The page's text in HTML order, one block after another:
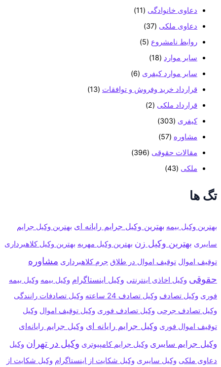
دعاوی خانوادگی (11)
دعاوی ملکی (37)
روابط نامشروع (5)
سایر موارد (18)
سایر موارد کیفری (6)
قرارداد خرید وفروش و توافقات (13)
قرارداد ملکی (2)
کیفری (303)
مشاوره (57)
مقالات حقوقی (396)
ملکی (43)
تگ ها
بهترین وکیل بیمه بهترین وکیل جرایم رایانه ای بهترین وکیل جرایم
سایبری بهترین وکیل زن بهترین وکیل مهریه بهترین وکیل کلاهبرداری
توقیف اموال توقیف اموال در طلاق جرم کلاهبرداری مشاوره
حقوقی وکیل اخاذی اینترنتی وکیل اینستاگرام وکیل بیمه وکیل بیمه
فوری وکیل تصادف وکیل تصادف 24 ساعته
وکیل تصادفات رانندگی
وکیل تصادف جرحی وکیل تصادف فوری وکیل توقیف اموال وکیل
توقیف اموال فوری وکیل جرایم رایانه ای وکیل جرایم رایانه‌ای
وکیل جرایم سایبری وکیل جرایم کامپیوتری وکیل در تهران وکیل
دعاوی ملکی وکیل سایبری وکیل شکایت از اینستاگرام وکیل شکایت از